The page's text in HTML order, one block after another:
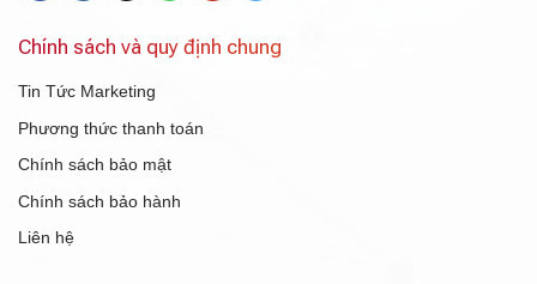
Chính sách và quy định chung
Tin Tức Marketing
Phương thức thanh toán
Chính sách bảo mật
Chính sách bảo hành
Liên hệ